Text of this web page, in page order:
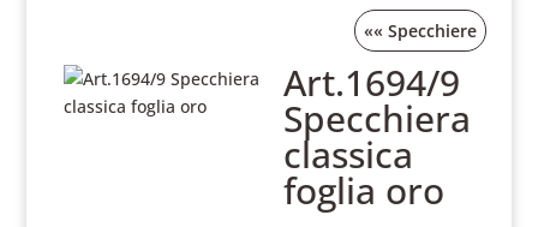
««Specchiere
Art.1694/9
Specchiera
classica
foglia oro